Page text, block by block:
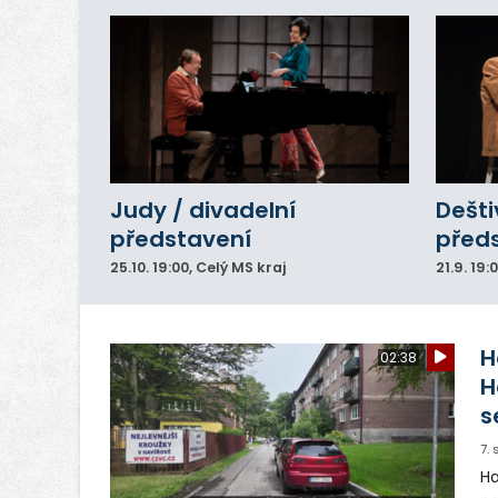
Judy / divadelní
představení
25.10.19:00, Celý MS kraj 21.9.
02:38
7.